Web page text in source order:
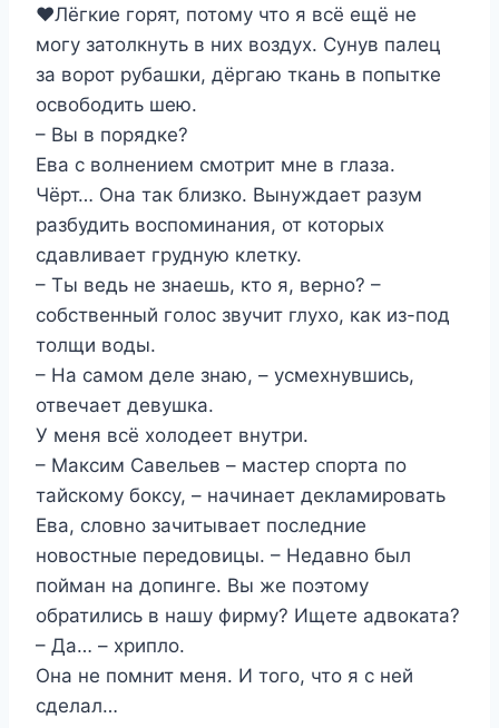
❤Лёгкие горят, потому что я всё ещё не
могу затолкнуть в них воздух. Сунув палец
за ворот рубашки, дёргаю ткань в попытке
освободить шею.
– Вы в порядке?
Ева с волнением смотрит мне в глаза.
Чёрт… Она так близко. Вынуждает разум
разбудить воспоминания, от которых
сдавливает грудную клетку.
– Ты ведь не знаешь, кто я, верно? –
собственный голос звучит глухо, как из-под
толщи воды.
– На самом деле знаю, – усмехнувшись,
отвечает девушка.
У меня всё холодеет внутри.
– Максим Савельев – мастер спорта по
тайскому боксу, – начинает декламировать
Ева, словно зачитывает последние
новостные передовицы. – Недавно был
пойман на допинге. Вы же поэтому
обратились в нашу фирму? Ищете адвоката?
– Да… – хрипло.
Она не помнит меня. И того, что я с ней
сделал…